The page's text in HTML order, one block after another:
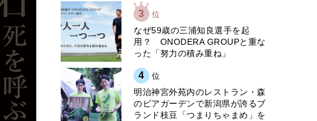
3 位
なぜ59歳の三浦知良選手を起
用？ ONODERA GROUPと重な
った「努力の積み重ね」
4 位
明治神宮外苑内のレストラン・森
のビアガーデンで新潟県が誇るブ
ランド枝豆「つまりちゃまめ」を